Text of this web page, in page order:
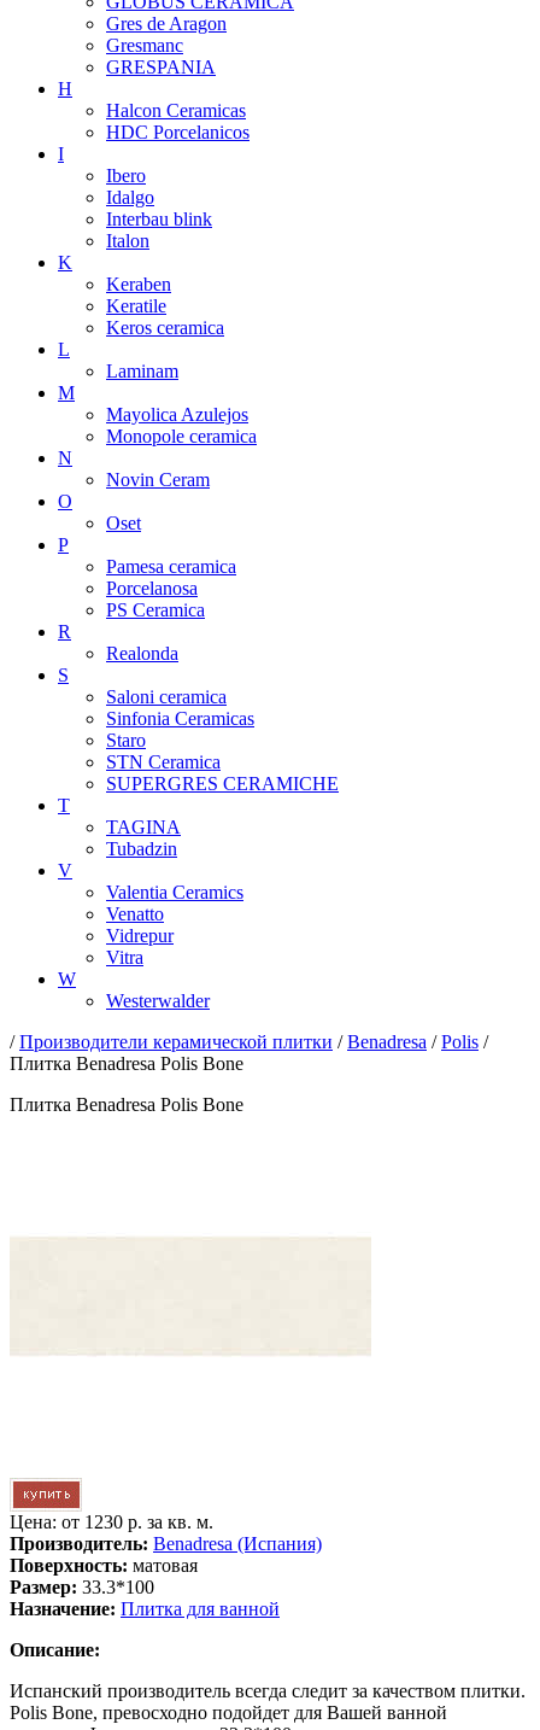
Gres de Aragon
Gresmanc
GRESPANIA
H
Halcon Ceramicas
HDC Porcelanicos
I
Ibero
Idalgo
Interbau blink
Italon
K
Keraben
Keratile
Keros ceramica
L
Laminam
M
Mayolica Azulejos
Monopole ceramica
N
Novin Ceram
O
Oset
P
Pamesa ceramica
Porcelanosa
PS Ceramica
R
Realonda
S
Saloni ceramica
Sinfonia Ceramicas
Staro
STN Ceramica
SUPERGRES CERAMICHE
T
TAGINA
Tubadzin
V
Valentia Ceramics
Venatto
Vidrepur
Vitra
W
Westerwalder
/Производители керамической плитки /Benadresa /Polis /
Плитка Benadresa Polis Bone
Плитка Benadresa Polis Bone
Цена: от 1230 р. за кв. м.
Производитель: Benadresa (Испания)
Поверхность: матовая
Размер: 33.3*100
Назначение: Плитка для ванной
Описание:
Испанский производитель всегда следит за качеством плитки.
Polis Bone, превосходно подойдет для Вашей ванной